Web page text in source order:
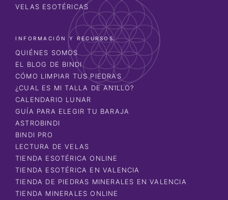
VELAS ESOTÉRICAS
INFORMACIÓN Y RECURSOS
QUIÉNES SOMOS
EL BLOG DE BINDI
CÓMO LIMPIAR TUS PIEDRAS
¿CUAL ES MI TALLA DE ANILLO?
CALENDARIO LUNAR
GUÍA PARA ELEGIR TU BARAJA
ASTROBINDI
BINDI PRO
LECTURA DE VELAS
TIENDA ESOTÉRICA ONLINE
TIENDA ESOTÉRICA EN VALENCIA
TIENDA DE PIEDRAS MINERALES EN VALENCIA
TIENDA MINERALES ONLINE